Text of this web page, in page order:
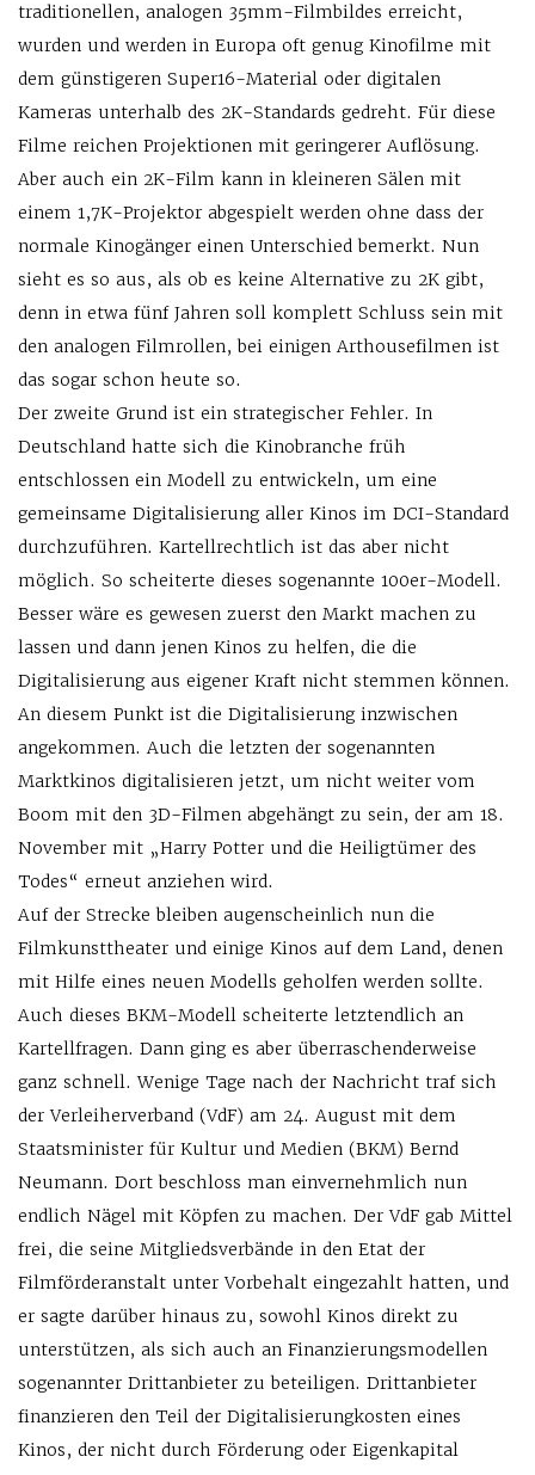
traditionellen, analogen 35mm-Filmbildes erreicht,
wurden und werden in Europa oft genug Kinofilme mit
dem günstigeren Super16-Material oder digitalen
Kameras unterhalb des 2K-Standards gedreht. Für diese
Filme reichen Projektionen mit geringerer Auflösung.
Aber auch ein 2K-Film kann in kleineren Sälen mit
einem 1,7K-Projektor abgespielt werden ohne dass der
normale Kinogänger einen Unterschied bemerkt. Nun
sieht es so aus, als ob es keine Alternative zu 2K gibt,
denn in etwa fünf Jahren soll komplett Schluss sein mit
den analogen Filmrollen, bei einigen Arthousefilmen ist
das sogar schon heute so.
Der zweite Grund ist ein strategischer Fehler. In
Deutschland hatte sich die Kinobranche früh
entschlossen ein Modell zu entwickeln, um eine
gemeinsame Digitalisierung aller Kinos im DCI-Standard
durchzuführen. Kartellrechtlich ist das aber nicht
möglich. So scheiterte dieses sogenannte 100er-Modell.
Besser wäre es gewesen zuerst den Markt machen zu
lassen und dann jenen Kinos zu helfen, die die
Digitalisierung aus eigener Kraft nicht stemmen können.
An diesem Punkt ist die Digitalisierung inzwischen
angekommen. Auch die letzten der sogenannten
Marktkinos digitalisieren jetzt, um nicht weiter vom
Boom mit den 3D-Filmen abgehängt zu sein, der am 18.
November mit „Harry Potter und die Heiligtümer des
Todes“ erneut anziehen wird.
Auf der Strecke bleiben augenscheinlich nun die
Filmkunsttheater und einige Kinos auf dem Land, denen
mit Hilfe eines neuen Modells geholfen werden sollte.
Auch dieses BKM-Modell scheiterte letztendlich an
Kartellfragen. Dann ging es aber überraschenderweise
ganz schnell. Wenige Tage nach der Nachricht traf sich
der Verleiherverband (VdF) am 24. August mit dem
Staatsminister für Kultur und Medien (BKM) Bernd
Neumann. Dort beschloss man einvernehmlich nun
endlich Nägel mit Köpfen zu machen. Der VdF gab Mittel
frei, die seine Mitgliedsverbände in den Etat der
Filmförderanstalt unter Vorbehalt eingezahlt hatten, und
er sagte darüber hinaus zu, sowohl Kinos direkt zu
unterstützen, als sich auch an Finanzierungsmodellen
sogenannter Drittanbieter zu beteiligen. Drittanbieter
finanzieren den Teil der Digitalisierungkosten eines
Kinos, der nicht durch Förderung oder Eigenkapital